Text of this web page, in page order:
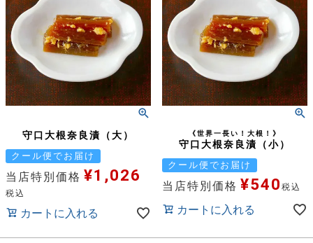
守口大根奈良漬（大）
クール便でお届け
当店特別価格 ¥1,026
税込
カートに入れる
《世界一長い！大根！》
守口大根奈良漬（小）
クール便でお届け
当店特別価格 ¥540 税込
カートに入れる